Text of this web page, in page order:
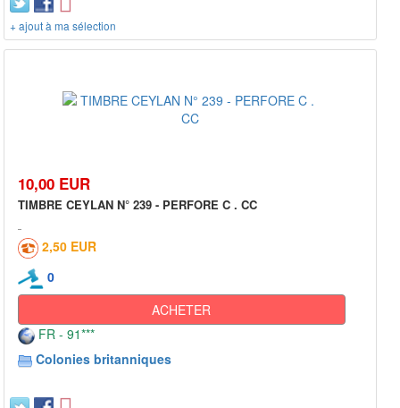
+ ajout à ma sélection
10,00 EUR
TIMBRE CEYLAN N° 239 - PERFORE C . CC
2,50 EUR
0
ACHETER
FR - 91***
Colonies britanniques